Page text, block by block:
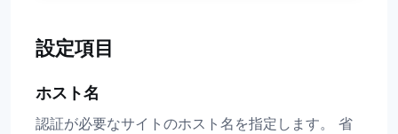
設定項目
ホスト名
認証が必要なサイトのホスト名を指定します。 省